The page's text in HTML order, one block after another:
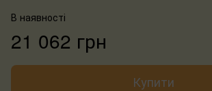
В наявності
21 062 грн
Купити